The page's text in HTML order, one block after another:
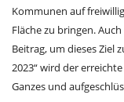
Kommunen auf
Fläche zu bringen.
Beitrag, um dieses Ziel
2023“ wird der
Ganzes und